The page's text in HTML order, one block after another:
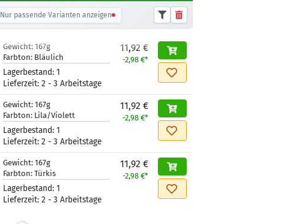
Nur passende Varianten anzeigen
Gewicht: 167g
Farbton: Bläulich
Lagerbestand: 1
Lieferzeit: 2 - 3 Arbeitstage
11,92 €
-2,98 €*
Gewicht: 167g
Farbton: Lila/Violett
Lagerbestand: 1
Lieferzeit: 2 - 3 Arbeitstage
11,92 €
-2,98 €*
Gewicht: 167g
Farbton: Türkis
Lagerbestand: 1
Lieferzeit: 2 - 3 Arbeitstage
11,92 €
-2,98 €*